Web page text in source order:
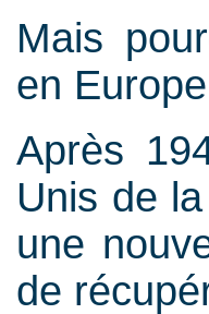
Mais
en
Après
Unis de
une
de